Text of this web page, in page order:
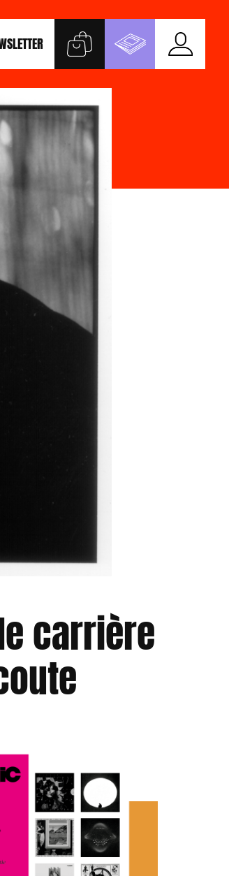
carrière